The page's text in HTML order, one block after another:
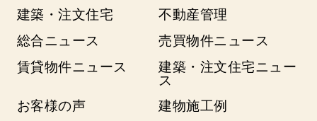
建築・注文住宅
不動産管理
総合ニュース
売買物件ニュース
賃貸物件ニュース
建築・注文住宅ニュー
ス
お客様の声
建物施工例